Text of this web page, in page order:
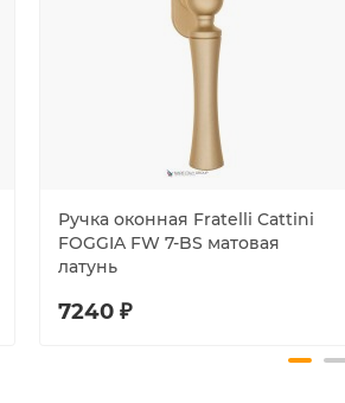
Ручка оконная Fratelli Cattini
FOGGIA FW 7-BS матовая
латунь
7240 ₽